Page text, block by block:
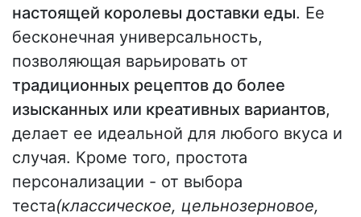
настоящей королевы доставки еды. Ее
бесконечная универсальность,
позволяющая варьировать от
традиционных рецептов до более
изысканных или креативных вариантов,
делает ее идеальной для любого вкуса и
случая. Кроме того, простота
персонализации - от выбора
теста(классическое, цельнозерновое,